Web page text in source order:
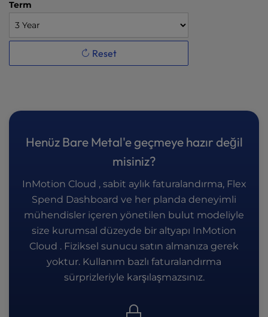
Term
Reset
Henüz Bare Metal'e geçmeye hazır değil
misiniz?
InMotion Cloud , sabit aylık faturalandırma, Flex
Spend Dashboard ve her planda deneyimli
mühendisler içeren yönetilen bulut modeliyle
size kurumsal düzeyde bir altyapı InMotion
Cloud . Fiziksel sunucu satın almanıza gerek
yoktur. Kullanım bazlı faturalandırma
sürprizleriyle karşılaşmazsınız.